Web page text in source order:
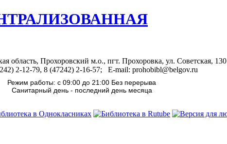
область, Прохоровский м.о., пгт. Прохоровка, ул. Советская, 130
2-12-79, 8 (47242) 2-16-57; E-mail: prohobibl@belgov.ru
Режим работы: с 09:00 до 21:00 Без перерыва
Санитарный день - последний день месяца